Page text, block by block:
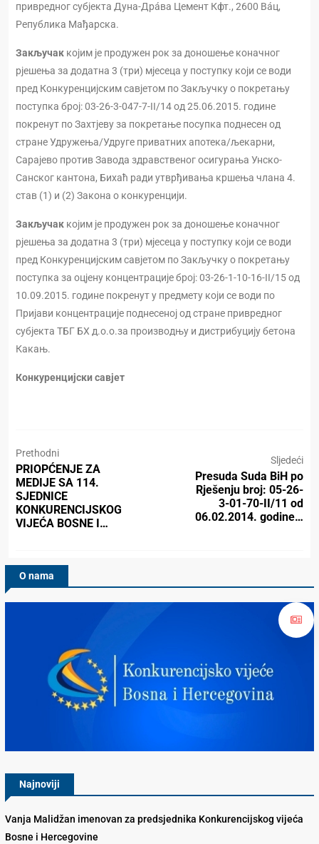
привредног субјекта Дуна-Дрáва Цемент Кфт., 2600 Вáц,
Република Мађарска.
Закључак којим је продужен рок за доношење коначног
рјешења за додатна 3 (три) мјесеца у поступку који се води
пред Конкуренцијским савјетом по Закључку о покретању
поступка број: 03-26-3-047-7-II/14 од 25.06.2015. године
покренут по Захтјеву за покретање посупка поднесен од
стране Удружења/Удруге приватних апотека/љекарни,
Сарајево против Завода здравственог осигурања Унско-
Санског кантона, Бихаћ ради утврђивања кршења члана 4.
став (1) и (2) Закона о конкуренцији.
Закључак којим је продужен рок за доношење коначног
рјешења за додатна 3 (три) мјесеца у поступку који се води
пред Конкуренцијским савјетом по Закључку о покретању
поступка за оцјену концентрације број: 03-26-1-10-16-II/15 од
10.09.2015. године покренут у предмету који се води по
Пријави концентрације поднесеној од стране привредног
субјекта ТБГ БХ д.о.о.за производњу и дистрибуцију бетона
Какањ.
Конкуренцијски савјет
Prethodni
PRIOPĆENJE ZA
MEDIJE SA 114.
SJEDNICE
KONKURENCIJSKOG
VIJEĆA BOSNE I…
Sljedeći
Presuda Suda BiH po
Rješenju broj: 05-26-
3-01-70-II/11 od
06.02.2014. godine…
O nama
Najnoviji
Vanja Malidžan imenovan za predsjednika Konkurencijskog vijeća
Bosne i Hercegovine